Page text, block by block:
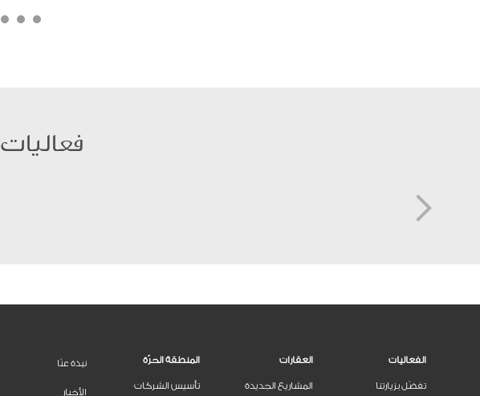
الفعاليات
تفضّل بزيارتنا
العقارات
المشاريع الجديدة
المنطقة الحرّة
تأسيس الشركات
نبذة عنّا
الأخبار